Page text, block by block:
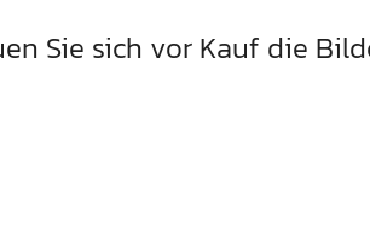
Sie sich vor Kauf die